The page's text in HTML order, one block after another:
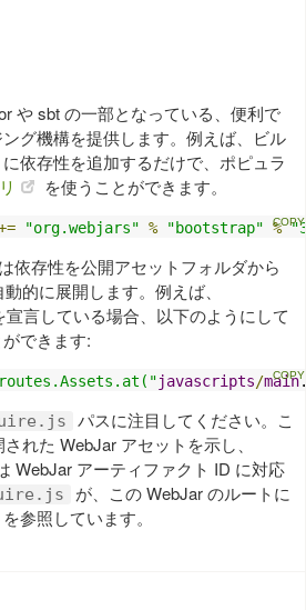
や sbt の一部となっている、便利で
グ機構を提供します。例えば、ビル
依存性を追加するだけで、ポピュラ
を使うことができます。
"org.webjars" % "bootstrap" %
依存性を公開アセットフォルダから
的に展開します。例えば、
宣言している場合、以下のようにして
できます:
javascripts/main
パスに注目してください。こ
れた WebJar アセットを示し、
WebJar アーティファクト ID に対応
が、この WebJar のルートに
参照しています。